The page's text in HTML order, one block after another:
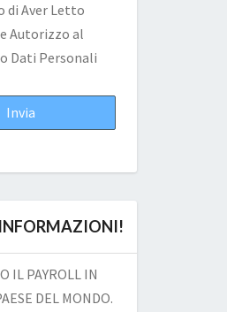
di Aver Letto
e Autorizzo al
Dati Personali
IL PAYROLL IN
DEL MONDO.